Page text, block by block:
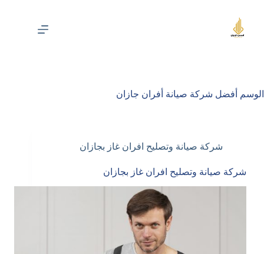
المحتوى
الوسم أفضل شركة صيانة أفران جازان
شركة صيانة وتصليح افران غاز بجازان
شركة صيانة وتصليح افران غاز بجازان